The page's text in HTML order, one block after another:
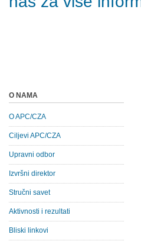
O NAMA
O APC/CZA
Ciljevi APC/CZA
Upravni odbor
Izvršni direktor
Stručni savet
Aktivnosti i rezultati
Bliski linkovi